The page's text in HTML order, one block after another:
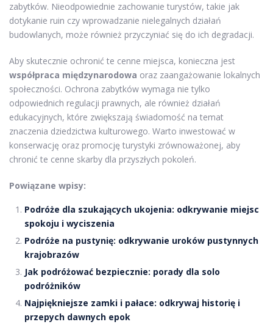
zabytków. Nieodpowiednie zachowanie turystów, takie jak
dotykanie ruin czy wprowadzanie nielegalnych działań
budowlanych, może również przyczyniać się do ich degradacji.
Aby skutecznie ochronić te cenne miejsca, konieczna jest
współpraca międzynarodowa oraz zaangażowanie lokalnych
społeczności. Ochrona zabytków wymaga nie tylko
odpowiednich regulacji prawnych, ale również działań
edukacyjnych, które zwiększają świadomość na temat
znaczenia dziedzictwa kulturowego. Warto inwestować w
konserwację oraz promocję turystyki zrównoważonej, aby
chronić te cenne skarby dla przyszłych pokoleń.
Powiązane wpisy:
Podróże dla szukających ukojenia: odkrywanie miejsc
spokoju i wyciszenia
Podróże na pustynię: odkrywanie uroków pustynnych
krajobrazów
Jak podróżować bezpiecznie: porady dla solo
podróżników
Najpiękniejsze zamki i pałace: odkrywaj historię i
przepych dawnych epok